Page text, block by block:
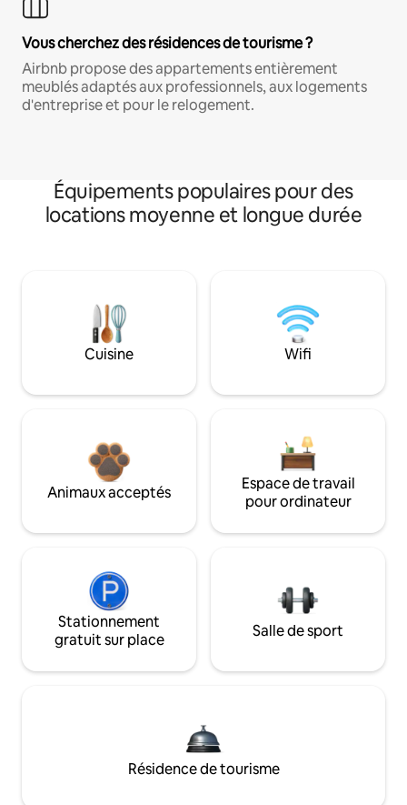
Vous cherchez des résidences de tourisme ?
Airbnb propose des appartements entièrement
meublés adaptés aux professionnels, aux logements
d'entreprise et pour le relogement.
Équipements populaires pour des
locations moyenne et longue durée
Cuisine Wifi
Animaux acceptés
Espace de travail
pour ordinateur
Stationnement
gratuit sur place
Salle de sport
Résidence de tourisme